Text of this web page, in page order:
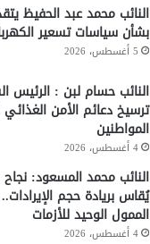
النائب محمد عبد الحفيظ
بشأن سياسات تسعير
5 أغسطس، 2026
النائب حسام لبن :
ترسيخ دعائم الأمن
المواطنين
4 أغسطس، 2026
النائب محمد المسعود: نجاح
يُقاس بريادة حجم
الممول الوحيد للأزمات
4 أغسطس، 2026